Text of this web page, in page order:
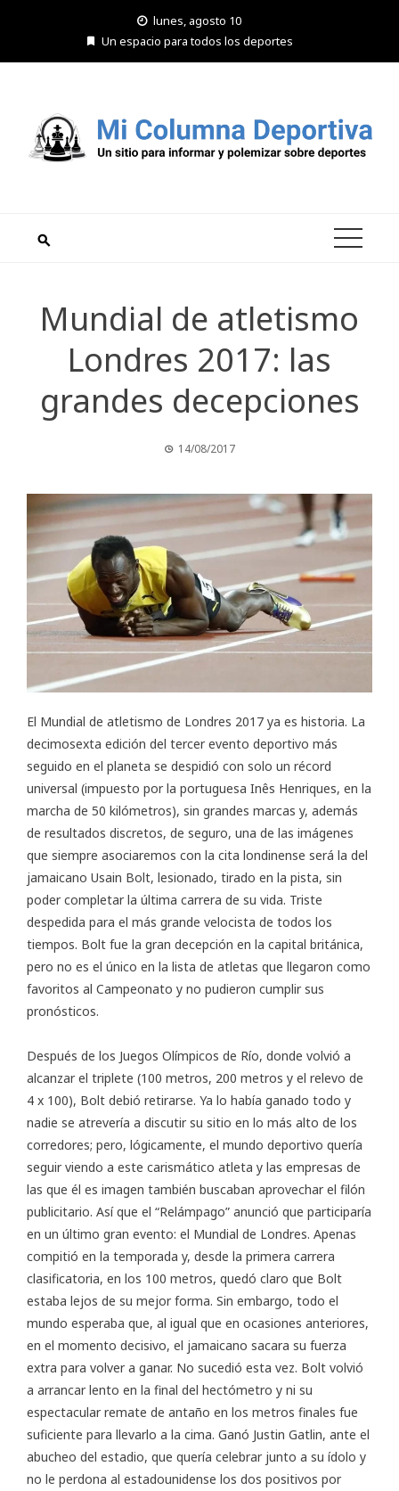
lunes, agosto 10
Un espacio para todos los deportes
Mundial de atletismo
Londres 2017: las
grandes decepciones
14/08/2017
El Mundial de atletismo de Londres 2017 ya es historia. La
decimosexta edición del tercer evento deportivo más
seguido en el planeta se despidió con solo un récord
universal (impuesto por la portuguesa Inês Henriques, en la
marcha de 50 kilómetros), sin grandes marcas y, además
de resultados discretos, de seguro, una de las imágenes
que siempre asociaremos con la cita londinense será la del
jamaicano Usain Bolt, lesionado, tirado en la pista, sin
poder completar la última carrera de su vida. Triste
despedida para el más grande velocista de todos los
tiempos. Bolt fue la gran decepción en la capital británica,
pero no es el único en la lista de atletas que llegaron como
favoritos al Campeonato y no pudieron cumplir sus
pronósticos.
Después de los Juegos Olímpicos de Río, donde volvió a
alcanzar el triplete (100 metros, 200 metros y el relevo de
4 x 100), Bolt debió retirarse. Ya lo había ganado todo y
nadie se atrevería a discutir su sitio en lo más alto de los
corredores; pero, lógicamente, el mundo deportivo quería
seguir viendo a este carismático atleta y las empresas de
las que él es imagen también buscaban aprovechar el filón
publicitario. Así que el “Relámpago” anunció que participaría
en un último gran evento: el Mundial de Londres. Apenas
compitió en la temporada y, desde la primera carrera
clasificatoria, en los 100 metros, quedó claro que Bolt
estaba lejos de su mejor forma. Sin embargo, todo el
mundo esperaba que, al igual que en ocasiones anteriores,
en el momento decisivo, el jamaicano sacara su fuerza
extra para volver a ganar. No sucedió esta vez. Bolt volvió
a arrancar lento en la final del hectómetro y ni su
espectacular remate de antaño en los metros finales fue
suficiente para llevarlo a la cima. Ganó Justin Gatlin, ante el
abucheo del estadio, que quería celebrar junto a su ídolo y
no le perdona al estadounidense los dos positivos por